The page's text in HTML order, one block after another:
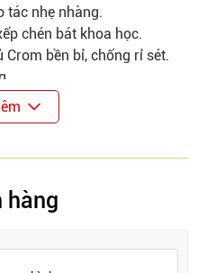
tác nhẹ nhàng.
chén bát khoa học.
Crom bền bỉ, chống rỉ sét.
hàng